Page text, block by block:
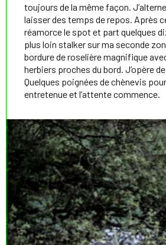
toujours de la même façon.
laisser des temps de repos. Après
réamorce le spot et part quelques
plus loin stalker sur ma seconde
bordure de roselière magnifique
herbiers proches du bord. J’opère
Quelques poignées de chènevis
entretenue et l’attente commence.